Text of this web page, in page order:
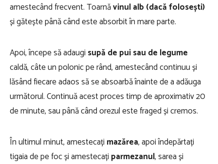
amestecând frecvent. Toarnăvinul alb (dacă folosești)
și gătește până când este absorbit în mare parte.
Apoi, începe să adaugi supă de pui sau de legume
caldă, câte un polonic pe rând, amestecând continuu și
lăsând fiecare adaos să se absoarbă înainte de a adăuga
următorul. Continuă acest proces timp de aproximativ 20
de minute, sau până când orezul este fraged și cremos.
În ultimul minut, amestecați mazărea, apoi îndepărtați
tigaia de pe foc și amestecați parmezanul, sarea și